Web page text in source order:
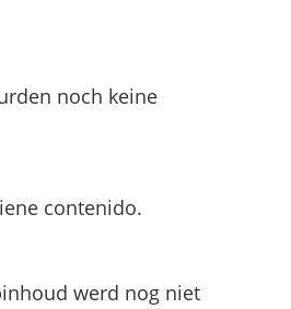
noch keine
contenido.
werd nog niet